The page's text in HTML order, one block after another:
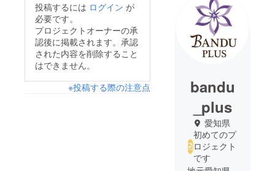
投稿するには ログイン が
必要です。
プロジェクトオーナーの承
認後に掲載されます。承認
された内容を削除すること
はできません。
※投稿する際の注意点
bandu
_plus
愛知県
初めてのプ
ロジェクト
です